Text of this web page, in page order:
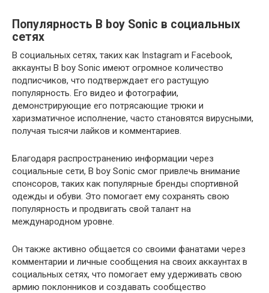
Популярность B boy Sonic в социальных
сетях
В социальных сетях, таких как Instagram и Facebook,
аккаунты B boy Sonic имеют огромное количество
подписчиков, что подтверждает его растущую
популярность. Его видео и фотографии,
демонстрирующие его потрясающие трюки и
харизматичное исполнение, часто становятся вирусными,
получая тысячи лайков и комментариев.
Благодаря распространению информации через
социальные сети, B boy Sonic смог привлечь внимание
спонсоров, таких как популярные бренды спортивной
одежды и обуви. Это помогает ему сохранять свою
популярность и продвигать свой талант на
международном уровне.
Он также активно общается со своими фанатами через
комментарии и личные сообщения на своих аккаунтах в
социальных сетях, что помогает ему удерживать свою
армию поклонников и создавать сообщество